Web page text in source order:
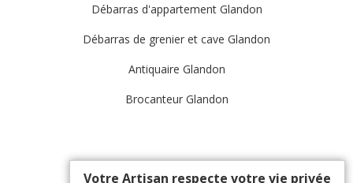
Débarras d'appartement Glandon
Débarras de grenier et cave Glandon
Antiquaire Glandon
Brocanteur Glandon
Votre Artisan respecte votre vie privée